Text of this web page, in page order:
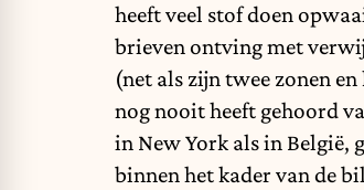
heeft veel stof doen
brieven ontving met
(net als zijn twee zonen
nog nooit heeft gehoord
in New York als in België,
binnen het kader van de